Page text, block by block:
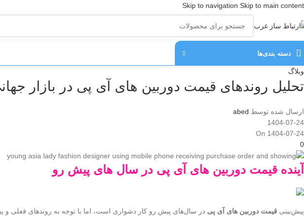
Skip to navigation Skip to main content
دسته‌ بندی‌ها
وبلاگ
تحلیل روندهای قیمت دوربین های آی پی در بازار جهانی و
ارسال شده توسط abed
1404-07-24
On 1404-07-24
0
آینده قیمت دوربین های آی پی در سال های پیش رو
پیش‌بینی قیمت دوربین های آی پی در سال‌های پیش رو کار دشواری است، اما با توجه به روندهای فعلی